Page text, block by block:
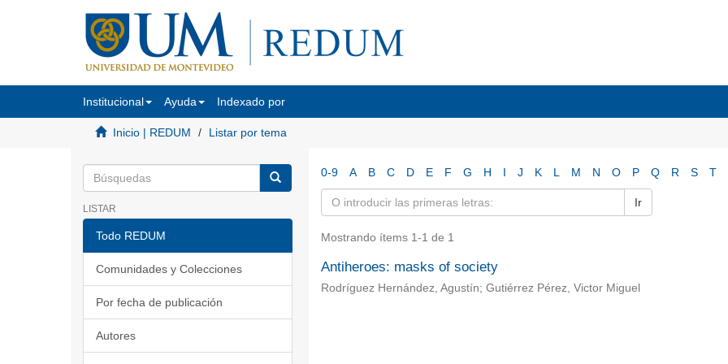
Institucional Ayuda Indexado por
Inicio | REDUM Listar por tema
LISTAR
Todo REDUM
Comunidades y Colecciones
Por fecha de publicación
Autores
0-9 A B C D E F G H I J K L M N O P Q R S T
Ir
Mostrando ítems 1-1 de 1
Antiheroes: masks of society
Rodríguez Hernández, Agustín; Gutiérrez Pérez, Victor Miguel